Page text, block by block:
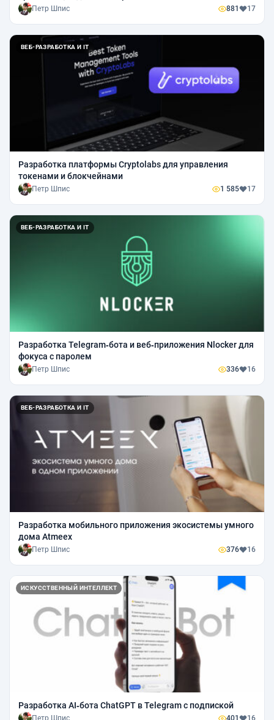
Петр Шпис 881 17
ВЕБ-РАЗРАБОТКА И IT
Разработка платформы Cryptolabs для управления
токенами и блокчейнами
Петр Шпис 1 585 17
ВЕБ-РАЗРАБОТКА И IT
Разработка Telegram‑бота и веб‑приложения Nlocker для
фокуса с паролем
Петр Шпис 336 16
ВЕБ-РАЗРАБОТКА И IT
Разработка мобильного приложения экосистемы умного
дома Atmeex
Петр Шпис 376 16
ИСКУССТВЕННЫЙ ИНТЕЛЛЕКТ
Разработка AI‑бота ChatGPT в Telegram с подпиской
Петр Шпис 401 16